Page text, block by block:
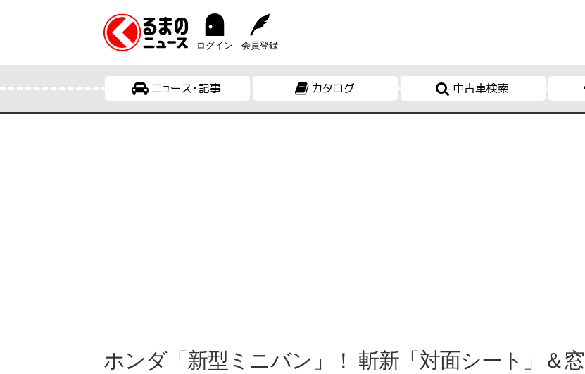
ログイン 会員登録
ニュース・記事 カタログ 中古車検索
ホンダ「新型ミニバン」！ 斬新「対面シート」＆窓